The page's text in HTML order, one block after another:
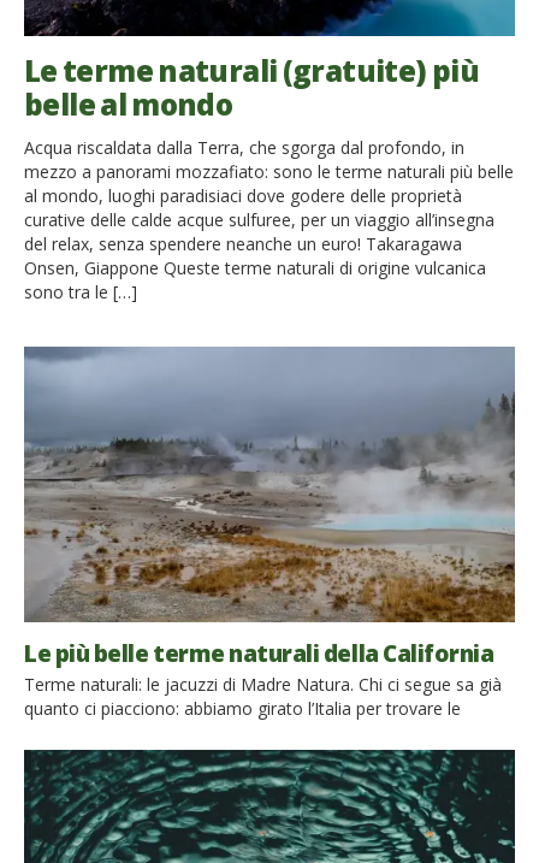
Le terme naturali (gratuite) più
belle al mondo
Acqua riscaldata dalla Terra, che sgorga dal profondo, in
mezzo a panorami mozzafiato: sono le terme naturali più belle
al mondo, luoghi paradisiaci dove godere delle proprietà
curative delle calde acque sulfuree, per un viaggio all’insegna
del relax, senza spendere neanche un euro! Takaragawa
Onsen, Giappone Queste terme naturali di origine vulcanica
sono tra le […]
Le più belle terme naturali della California
Terme naturali: le jacuzzi di Madre Natura. Chi ci segue sa già
quanto ci piacciono: abbiamo girato l’Italia per trovare le
mondo. Questa volta siamo andati alla ricerca delle terme
naturali della California.Abbiamo scoperto che lo stato
americano non solo custodisce incredibili parchi nazionali,
bellissime spiagge, […]